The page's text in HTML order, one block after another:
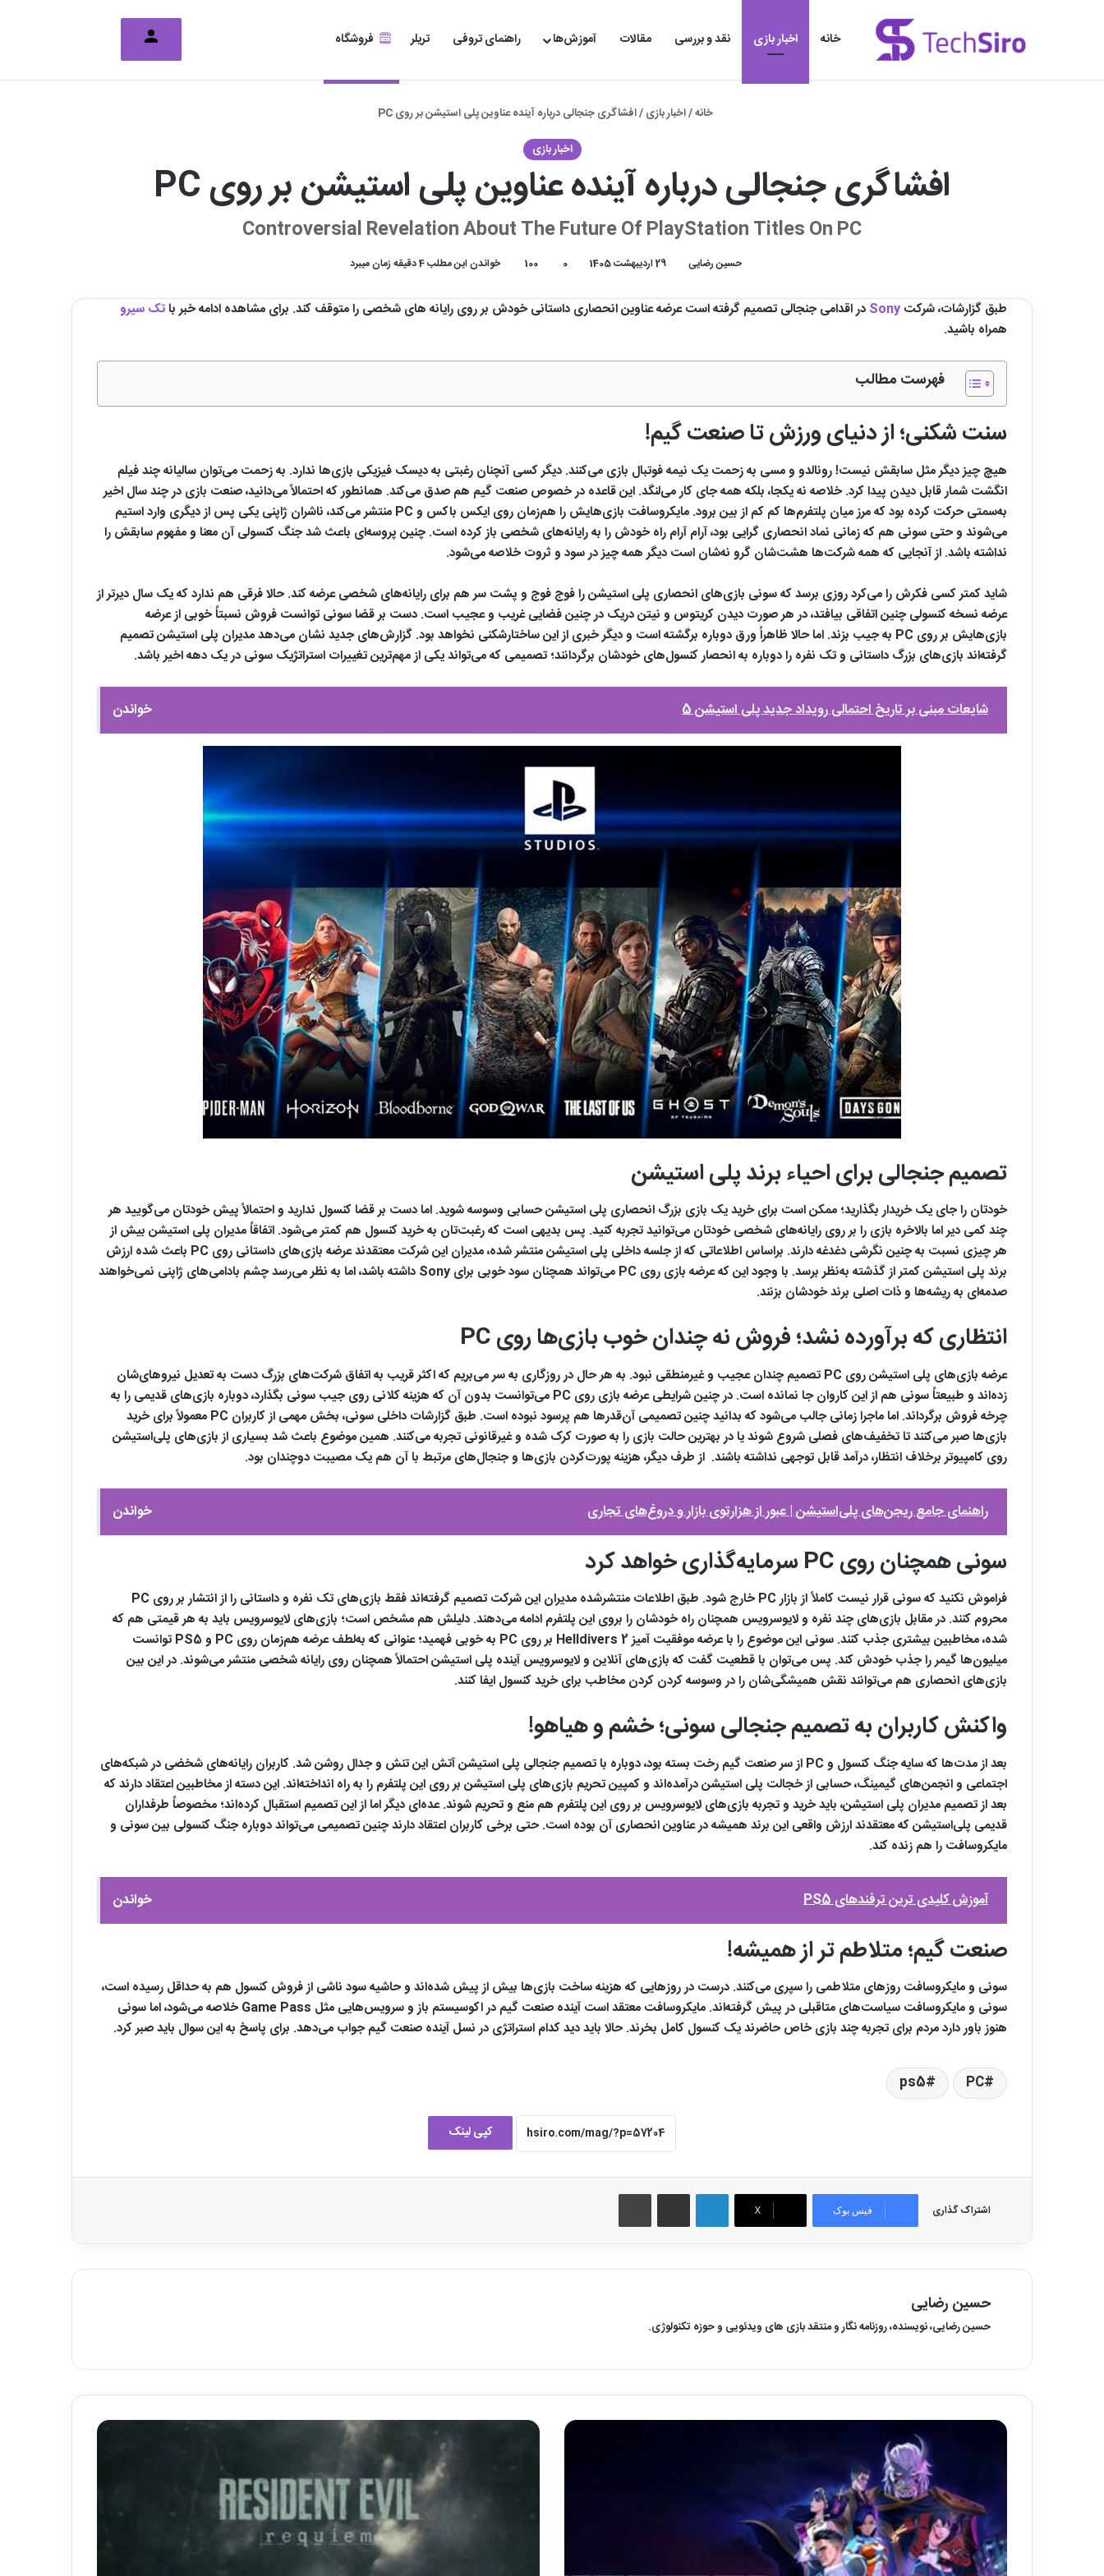
خانه اخبار بازی نقد و بررسی مقالات آموزش‌ها راهنمای تروفی تریلر فروشگاه
خانه/اخبار بازی/افشاگری جنجالی درباره آینده عناوین پلی استیشن بر روی PC
اخبار بازی
افشاگری جنجالی درباره آینده عناوین پلی استیشن بر روی PC
Controversial Revelation About The Future Of PlayStation Titles On PC
حسین رضایی 29 اردیبهشت 1405 0
100 خواندن این مطلب 4 دقیقه زمان میبرد
طبق گزارشات، شرکت Sony در اقدامی جنجالی تصمیم گرفته است عرضه عناوین انحصاری داستانی خودش بر روی رایانه های شخصی را متوقف کند. برای مشاهده ادامه خبر باتک سیرو
همراه باشید.
فهرست مطالب
سنت شکنی؛ از دنیای ورزش تا صنعت گیم!
هیچ چیز دیگر مثل سابقش نیست! رونالدو و مسی به زحمت یک نیمه فوتبال بازی می‌کنند. دیگر کسی آنچنان رغبتی به دیسک فیزیکی بازی‌ها ندارد. به زحمت می‌توان سالیانه چند فیلم
انگشت شمار قابل دیدن پیدا کرد. خلاصه نه یکجا، بلکه همه‌ جای کار می‌لنگد. این قاعده در خصوص صنعت گیم هم صدق می‌کند. همانطور که احتمالاً می‌دانید، صنعت بازی در چند سال اخیر
به‌سمتی حرکت کرده بود که مرز میان پلتفرم‌ها کم‌ کم از بین برود. مایکروسافت بازی‌هایش را هم‌زمان روی ایکس‌ باکس و PC منتشر می‌کند، ناشران ژاپنی یکی پس از دیگری وارد استیم
می‌شوند و حتی سونی هم که زمانی نماد انحصاری گرایی بود، آرام‌ آرام راه خودش را به رایانه‌های شخصی باز کرده است. چنین پروسه‌ای باعث شد جنگ کنسولی آن معنا و مفهوم سابقش را
نداشته باشد. از آنجایی که همه شرکت‌ها هشت‌شان گرو نه‌شان است دیگر همه چیز در سود و ثروت خلاصه می‌شود.
شاید کمتر کسی فکرش را می‌کرد روزی برسد که سونی بازی‌های انحصاری پلی استیشن را فوج فوج و پشت سر هم برای رایانه‌های شخصی عرضه کند. حالا فرقی هم ندارد که یک سال دیرتر از
عرضه نسخه کنسولی چنین اتفاقی بیافتد، در هر صورت دیدن کریتوس و نیتن دریک در چنین فضایی غریب و عجیب است. دست بر قضا سونی توانست فروش نسبتاً خوبی از عرضه
بازی‌هایش بر روی PC به جیب بزند. اما حالا ظاهراً ورق دوباره برگشته است و دیگر خبری از این ساختارشکنی نخواهد بود. گزارش‌های جدید نشان می‌دهد مدیران پلی ‌استیشن تصمیم
گرفته‌اند بازی‌های بزرگ داستانی و تک ‌نفره را دوباره به انحصار کنسول‌های خودشان برگردانند؛ تصمیمی که می‌تواند یکی از مهم‌ترین تغییرات استراتژیک سونی در یک دهه اخیر باشد.
خواندن شایعات مبنی بر تاریخ احتمالی رویداد جدید پلی استیشن 5
تصمیم جنجالی برای احیاء برند پلی استیشن
خودتان را جای یک خریدار بگذارید؛ ممکن است برای خرید یک بازی بزرگ انحصاری پلی استیشن حسابی وسوسه شوید. اما دست بر قضا کنسول ندارید و احتمالاً پیش خودتان می‌گویید هر
چند کمی‌ دیر اما بالاخره بازی را بر روی رایانه‌های شخصی خودتان می‌توانید تجربه کنید. پس بدیهی است که رغبت‌تان به خرید کنسول هم کمتر می‌شود. اتفاقاً مدیران پلی استیشن بیش از
هر چیزی نسبت به چنین نگرشی دغدغه‌ دارند. براساس اطلاعاتی که از جلسه داخلی پلی‌ استیشن منتشر شده، مدیران این شرکت معتقدند عرضه بازی‌های داستانی روی PC باعث شده ارزش
برند پلی‌ استیشن کمتر از گذشته به‌نظر برسد. با وجود این که عرضه بازی روی PC می‌تواند همچنان سود خوبی برای Sony داشته باشد، اما به نظر می‌رسد چشم بادامی‌های ژاپنی نمی‌خواهند
صدمه‌ای به ریشه‌ها و ذات اصلی برند خودشان بزنند.
انتظاری که برآورده نشد؛ فروش نه چندان خوب بازی‌ها روی PC
عرضه بازی‌های پلی ‌استیشن روی PC تصمیم چندان عجیب و غیرمنطقی نبود. به هر حال در روزگاری به سر می‌بریم که اکثر قریب به اتفاق شرکت‌های بزرگ دست به تعدیل نیروهای‌شان
زده‌اند و طبیعتاً سونی هم از این کاروان جا نمانده است. در چنین شرایطی عرضه بازی روی PC می‌توانست بدون آن که هزینه کلانی روی جیب سونی بگذارد، دوباره بازی‌های قدیمی را به
چرخه فروش برگرداند. اما ماجرا زمانی جالب می‌شود که بدانید چنین تصمیمی آن‌قدرها هم پرسود نبوده است. طبق گزارشات داخلی سونی، بخش مهمی از کاربران PC معمولاً برای خرید
بازی‌ها صبر می‌کنند تا تخفیف‌های فصلی شروع شوند یا در بهترین حالت بازی را به صورت کرک شده و غیرقانونی تجربه می‌کنند. همین موضوع باعث شد بسیاری از بازی‌های پلی‌استیشن
روی کامپیوتر برخلاف انتظار، درآمد قابل توجهی نداشته باشند. از طرف دیگر، هزینه پورت‌کردن بازی‌ها و جنجال‌های مرتبط با آن هم یک مصیبت دوچندان بود.
خواندن راهنمای جامع ریجن‌های پلی‌استیشن | عبور از هزارتوی بازار و دروغ‌های تجاری
سونی همچنان روی PC سرمایه‌گذاری خواهد کرد
فراموش نکنید که سونی قرار نیست کاملاً از بازار PC خارج شود. طبق اطلاعات منتشرشده مدیران این شرکت تصمیم گرفته‌اند فقط بازی‌های تک نفره و داستانی را از انتشار بر روی PC
محروم کنند. در مقابل بازی‌های چند نفره و لایوسرویس همچنان راه خودشان را بروی این پلتفرم ادامه می‌دهند. دلیلش هم مشخص است؛ بازی‌های لایوسرویس باید به هر قیمتی هم که
شده، مخاطبین بیشتری جذب کنند. سونی این موضوع را با عرضه موفقیت آمیز Helldivers 2 بر روی PC به خوبی فهمید؛ عنوانی که به‌لطف عرضه هم‌زمان روی PC و PS5 توانست
میلیون‌ها گیمر را جذب خودش کند. پس می‌توان با قطعیت گفت که بازی‌های آنلاین و لایوسرویس آینده پلی‌ استیشن احتمالاً همچنان روی رایانه شخصی منتشر می‌شوند. در این بین
بازی‌های انحصاری هم می‌توانند نقش همیشگی‌شان را در وسوسه کردن کردن مخاطب برای خرید کنسول ایفا کنند.
واکنش کاربران به تصمیم جنجالی سونی؛ خشم و هیاهو!
بعد از مدت‌ها که سایه جنگ کنسول و PC از سر صنعت گیم رخت بسته بود، دوباره با تصمیم جنجالی پلی استیشن آتش این تنش و جدال روشن شد. کاربران رایانه‌های شخضی در شبکه‌های
اجتماعی و انجمن‌های گیمینگ، حسابی از خجالت پلی استیشن درآمده‌اند و کمپین تحریم بازی‌های پلی استیشن بر روی این پلتفرم را به راه انداخته‌اند. این دسته از مخاطبین اعتقاد دارند که
بعد از تصمیم مدیران پلی استیشن، باید خرید و تجربه بازی‌های لایوسرویس بر روی این پلتفرم هم منع و تحریم شوند. عده‌ای دیگر اما از این تصمیم استقبال کرده‌اند؛ مخصوصاً طرفداران
قدیمی پلی‌استیشن که معتقدند ارزش واقعی این برند همیشه در عناوین انحصاری آن بوده است. حتی برخی کاربران اعتقاد دارند چنین تصمیمی می‌تواند دوباره جنگ کنسولی بین سونی و
مایکروسافت را هم زنده کند.
خواندن آموزش کلیدی ترین ترفندهای PS5
صنعت گیم؛ متلاطم تر از همیشه!
سونی و مایکروسافت روزهای متلاطمی را سپری می‌کنند. درست در روزهایی که هزینه ساخت بازی‌ها بیش از پیش شده‌اند و حاشیه سود ناشی از فروش کنسول هم به حداقل رسیده‌ است،
سونی و مایکروسافت سیاست‌های متاقبلی در پیش گرفته‌اند. مایکروسافت معتقد است آینده صنعت گیم در اکوسیستم باز و سرویس‌هایی مثل Game Pass خلاصه می‌شود، اما سونی
هنوز باور دارد مردم برای تجربه چند بازی خاص حاضرند یک کنسول کامل بخرند. حالا باید دید کدام استراتژی در نسل آینده صنعت گیم جواب می‌دهد. برای پاسخ به این سوال باید صبر کرد.
PC
ps5
کپی لینک
اشتراک گذاری فیس بوک X
لینکدین اشتراک گذاری از طریق ایمیل
حسین رضایی
حسین رضایی، نویسنده، روزنامه نگار و منتقد بازی های ویدئویی و حوزه تکنولوژی.
ن
س
ی
ب